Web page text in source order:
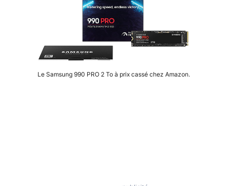
Le Samsung 990 PRO 2 To à prix cassé chez Amazon.